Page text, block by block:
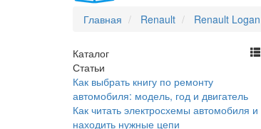
Главная Renault Renault Logan
Каталог
Статьи
Как выбрать книгу по ремонту
автомобиля: модель, год и двигатель
Как читать электросхемы автомобиля и
находить нужные цепи